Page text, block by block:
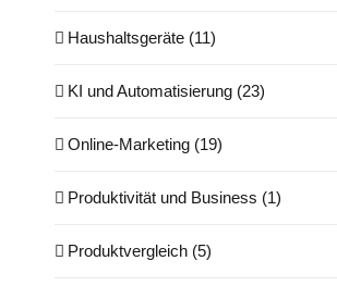
Haushaltsgeräte (11)
KI und Automatisierung (23)
Online-Marketing (19)
Produktivität und Business (1)
Produktvergleich (5)